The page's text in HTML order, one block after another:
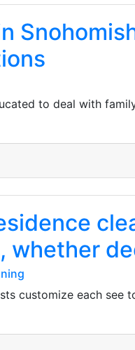
to deal with
whether
customize each